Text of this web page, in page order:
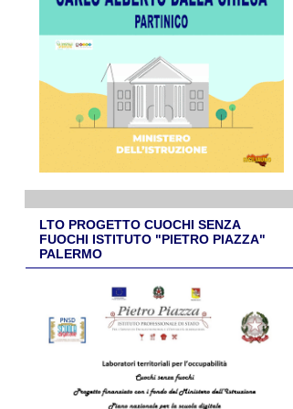
LTO PROGETTO CUOCHI SENZA
FUOCHI ISTITUTO "PIETRO PIAZZA"
PALERMO